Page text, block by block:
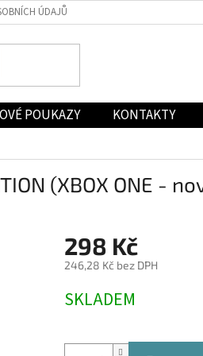
ÚDAJŮ
POUKAZY KONTAKTY
(XBOX ONE -
298 Kč
246,28 Kč bez DPH
cena:
SKLADEM